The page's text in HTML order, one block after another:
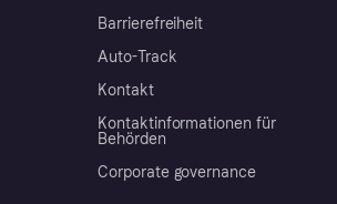
Barrierefreiheit
Auto-Track
Kontakt
Kontaktinformationen für
Behörden
Corporate governance